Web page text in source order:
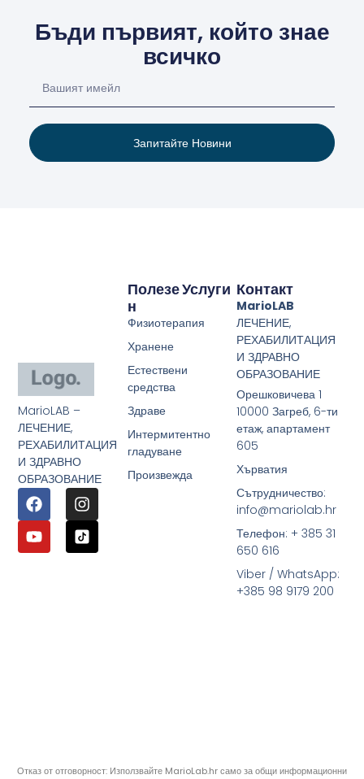
Бъди първият, който знае
всичко
Запитайте Новини
MarioLAB –
ЛЕЧЕНИЕ,
РЕХАБИЛИТАЦИЯ
И ЗДРАВНО
ОБРАЗОВАНИЕ
Услуги
Полезе
Н
Физиотерапия
Хранене
Естествени
средства
Здраве
Интермитентно
гладуване
Произвежда
Контакт
MarioLAB
ЛЕЧЕНИЕ,
РЕХАБИЛИТАЦИЯ
И ЗДРАВНО
ОБРАЗОВАНИЕ
Орешковичева 1
10000 Загреб, 6-ти
етаж, апартамент
605
Хърватия
Сътрудничество:
info@mariolab.hr
Телефон: + 385 31
650 616
Viber / WhatsApp:
+385 98 9179 200
Отказ от отговорност: Използвайте MarioLab.hr само за общи информационни